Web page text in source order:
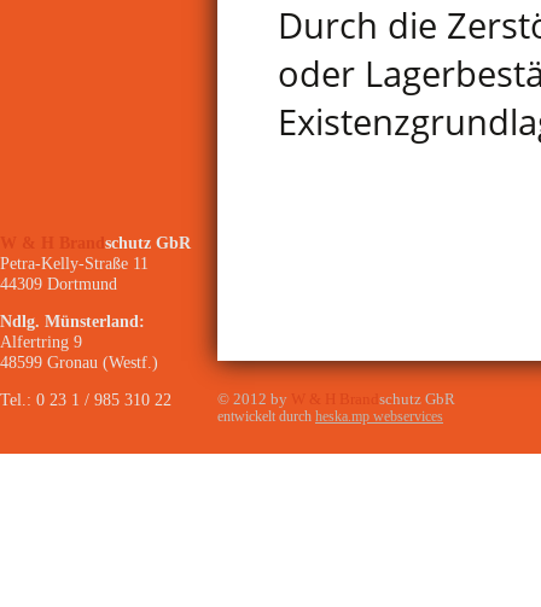
Durch die
oder
schutz GbR
Petra-Kelly-Straße 11
44309 Dortmund
Ndlg. Münsterland:
Alfertring 9
48599 Gronau (Westf.)
Tel.: 0 23 1 / 985 310 22
© 2012 by schutz GbR
entwickelt durch heska.mp webservices